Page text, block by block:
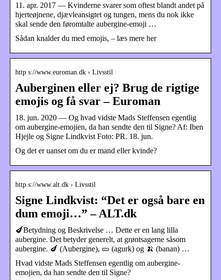
11. apr. 2017 — Kvinderne svarer som oftest blandt andet på
hjerteøjnene, djævleansigtet og tungen, mens du nok ikke
skal sende den føromtalte aubergine-emoji …
Sådan knalder du med emojis, – læs mere her
http s://www.euroman.dk › Livsstil
Auberginen eller ej? Brug de rigtige
emojis og få svar – Euroman
18. jun. 2020 — Og hvad vidste Mads Steffensen egentlig
om aubergine-emojien, da han sendte den til Signe? Af: Iben
Hjejle og Signe Lindkvist Foto: PR. 18. jun.
Og det er uanset om du er mand eller kvinde?
http s://www.alt.dk › Livsstil
Signe Lindkvist: “Det er også bare en
dum emoji…” – ALT.dk
🍆Betydning og Beskrivelse … Dette er en lang lilla
aubergine. Det betyder generelt, at grøntsagerne såsom
aubergine. 🍆 (Aubergine), 🥒 (agurk) og 🍌 (banan) …
Hvad vidste Mads Steffensen egentlig om aubergine-
emojien, da han sendte den til Signe?